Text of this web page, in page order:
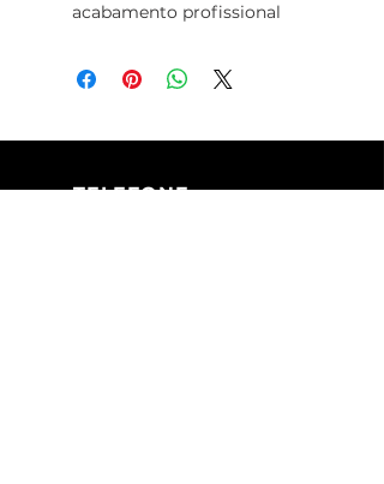
acabamento profissional
TELEFONE